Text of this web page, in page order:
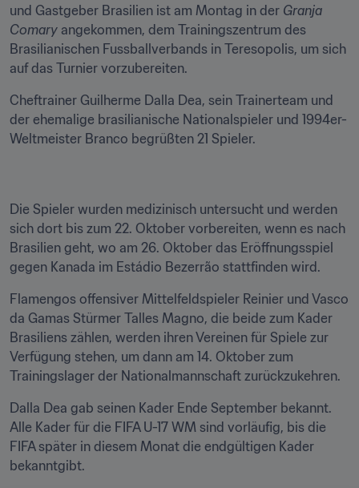
und Gastgeber Brasilien ist am Montag in der Granja
Comary angekommen, dem Trainingszentrum des
Brasilianischen Fussballverbands in Teresopolis, um sich
auf das Turnier vorzubereiten.
Cheftrainer Guilherme Dalla Dea, sein Trainerteam und
der ehemalige brasilianische Nationalspieler und 1994er-
Weltmeister Branco begrüßten 21 Spieler.
Die Spieler wurden medizinisch untersucht und werden
sich dort bis zum 22. Oktober vorbereiten, wenn es nach
Brasilien geht, wo am 26. Oktober das Eröffnungsspiel
gegen Kanada im Estádio Bezerrão stattfinden wird.
Flamengos offensiver Mittelfeldspieler Reinier und Vasco
da Gamas Stürmer Talles Magno, die beide zum Kader
Brasiliens zählen, werden ihren Vereinen für Spiele zur
Verfügung stehen, um dann am 14. Oktober zum
Trainingslager der Nationalmannschaft zurückzukehren.
Dalla Dea gab seinen Kader Ende September bekannt.
Alle Kader für die FIFA U-17 WM sind vorläufig, bis die
FIFA später in diesem Monat die endgültigen Kader
bekanntgibt.